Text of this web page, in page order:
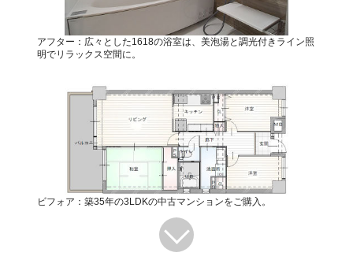
アフター：広々とした1618の浴室は、美泡湯と調光付きライン照
明でリラックス空間に。
ビフォア：築35年の3LDKの中古マンションをご購入。